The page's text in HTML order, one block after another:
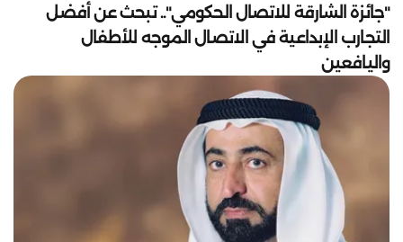
"جائزة الشارقة للاتصال الحكومي".. تبحث عن أفضل
التجارب الإبداعية في الاتصال الموجه للأطفال
واليافعين